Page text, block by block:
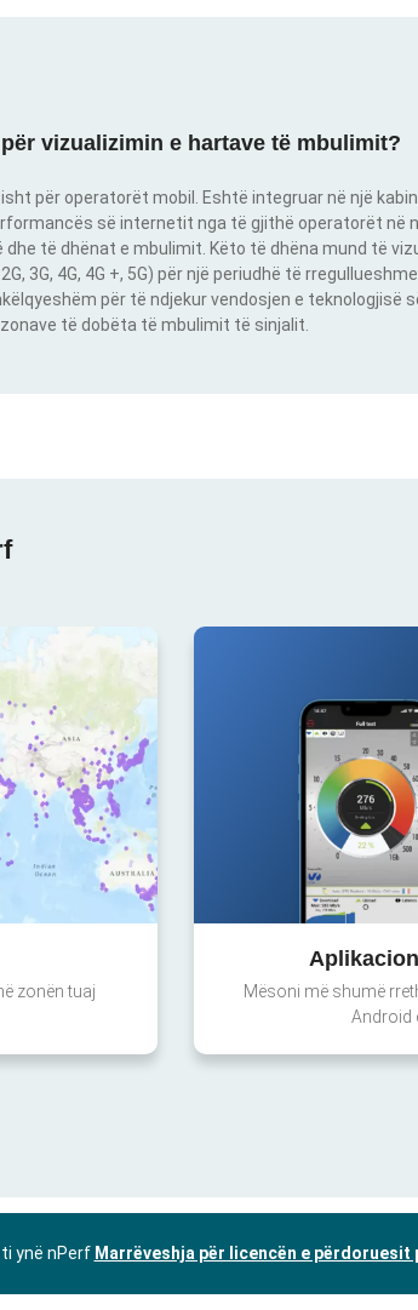
vizualizimin e hartave të mbulimit?
për operatorët mobil. Eshtë integruar në një
së internetit nga të gjithë operatorët në
të dhënat e mbulimit. Këto të dhëna mund të
3G, 4G, 4G +, 5G) për një periudhë të
për të ndjekur vendosjen e teknologjisë
të dobëta të mbulimit të sinjalit.
zonën tuaj
Mësoni më shumë
Android
ynë nPerf Marrëveshja për licencën e